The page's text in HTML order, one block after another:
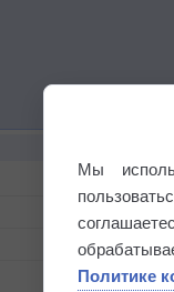
Мы
Политике